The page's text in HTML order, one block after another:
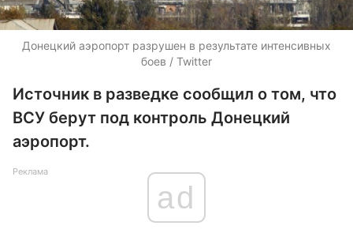
Донецкий аэропорт разрушен в результате интенсивных
боев / Twitter
Источник в разведке сообщил о том, что
ВСУ берут под контроль Донецкий
аэропорт.
Реклама
ad